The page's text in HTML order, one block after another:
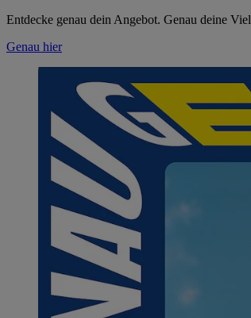
Entdecke genau dein Angebot. Genau deine
Genau hier